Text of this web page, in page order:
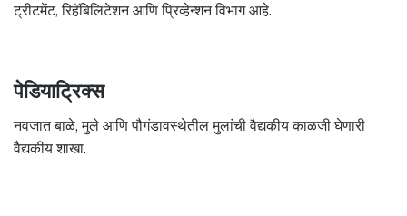
ट्रीटमेंट, रिहॅबिलिटेशन आणि प्रिव्हेन्शन विभाग आहे.
पेडियाट्रिक्स
नवजात बाळे, मुले आणि पौगंडावस्थेतील मुलांची वैद्यकीय काळजी घेणारी
वैद्यकीय शाखा.